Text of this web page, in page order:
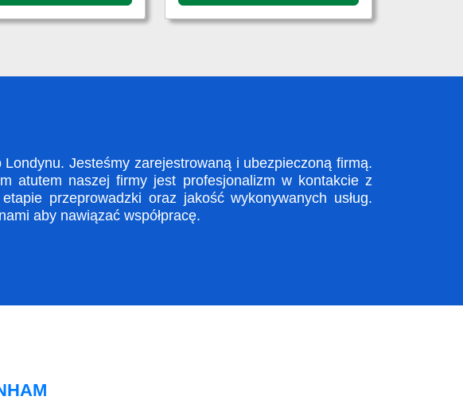
Jesteśmy zarejestrowaną i ubezpieczoną firmą.
atutem naszej firmy jest profesjonalizm w kontakcie z
przeprowadzki oraz jakość wykonywanych usług.
aby nawiązać współpracę.